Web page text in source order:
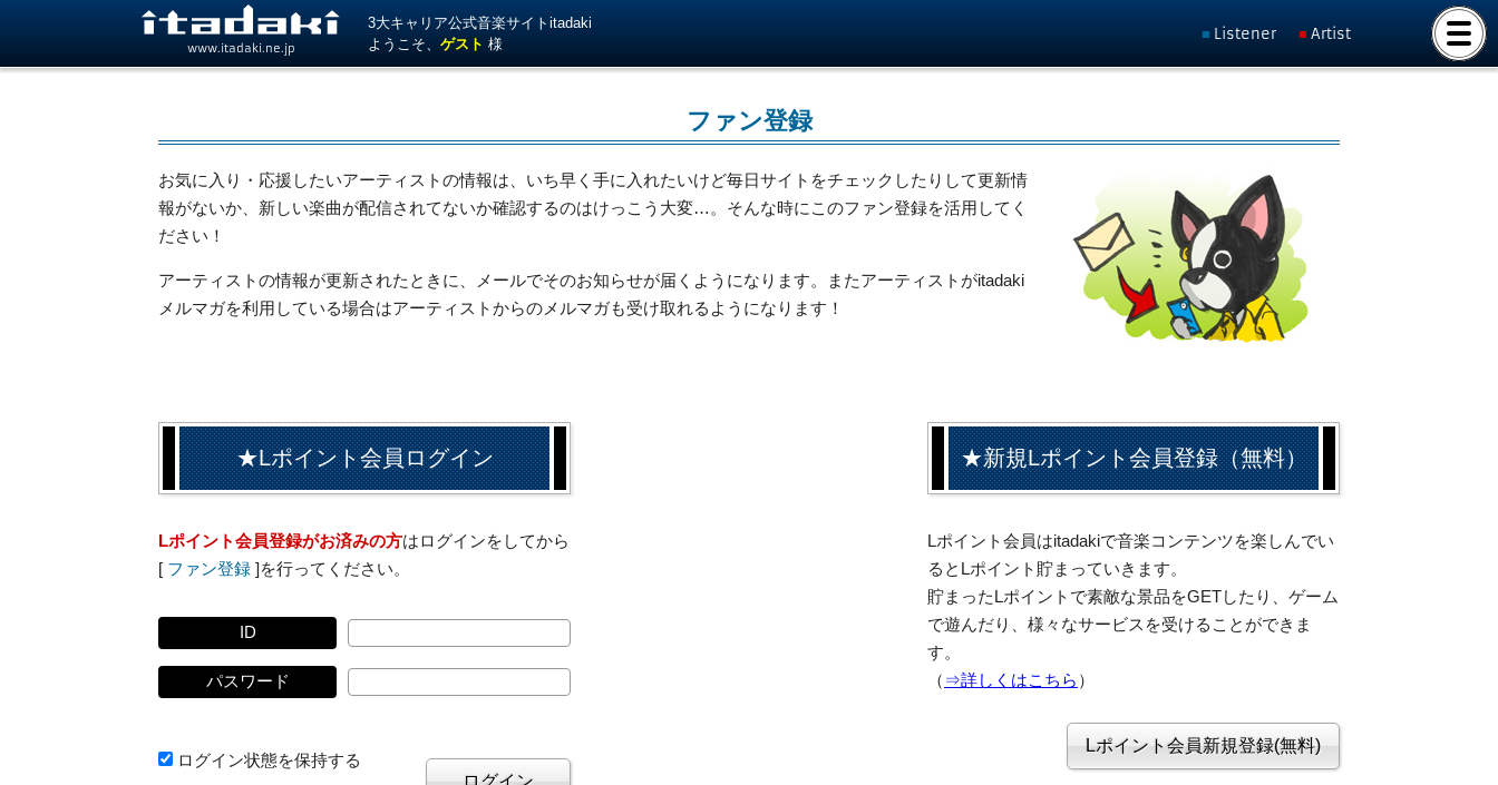
www.itadaki.ne.jp
3大キャリア公式音楽サイトitadaki
ようこそ、ゲスト 様
Listener Artist
ファン登録
お気に入り・応援したいアーティストの情報は、いち早く手に入れたいけど毎日サイトをチェックしたりして更新情
報がないか、新しい楽曲が配信されてないか確認するのはけっこう大変…。そんな時にこのファン登録を活用してく
ださい！
アーティストの情報が更新されたときに、メールでそのお知らせが届くようになります。またアーティストがitadaki
メルマガを利用している場合はアーティストからのメルマガも受け取れるようになります！
★Lポイント会員ログイン
Lポイント会員登録がお済みの方はログインをしてから
[ ファン登録 ]を行ってください。
ID
パスワード
ログイン状態を保持する
★新規Lポイント会員登録（無料）
Lポイント会員はitadakiで音楽コンテンツを楽しんでい
るとLポイント貯まっていきます。
貯まったLポイントで素敵な景品をGETしたり、ゲーム
で遊んだり、様々なサービスを受けることができま
す。
（ ⇒詳しくはこちら ）